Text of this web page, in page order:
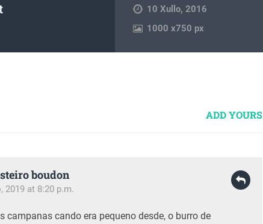
10 Xullo, 2016
1000x750 px
ADD YOURS
boudon
2019 at 8:20 p.m.
campanas cando era pequeno desde, o burro de